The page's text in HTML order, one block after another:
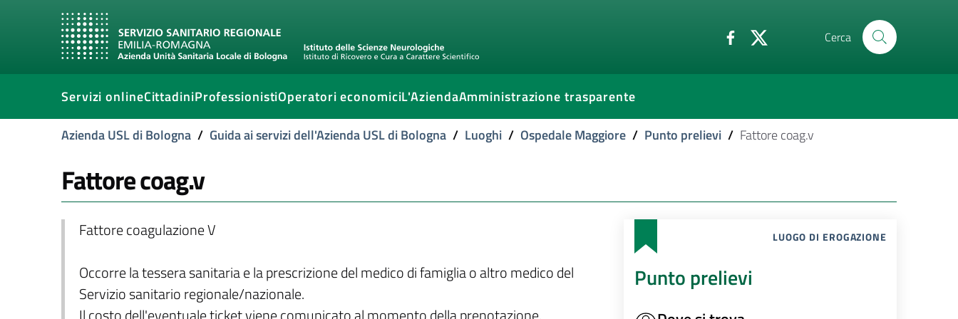
Cerca
Servizi onlineCittadiniProfessionistiOperatori economiciL'AziendaAmministrazione trasparente
Azienda USL di Bologna / Guida ai servizi dell'Azienda USL di Bologna / Luoghi / Ospedale Maggiore / Punto prelievi / Fattore coag.v
Fattore coag.v
Fattore coagulazione V
Occorre la tessera sanitaria e la prescrizione del medico di famiglia o altro medico del
Servizio sanitario regionale/nazionale.
LUOGO DI EROGAZIONE
Punto prelievi